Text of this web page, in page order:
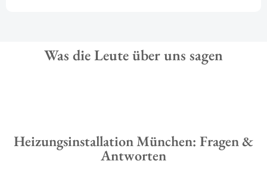
Was die Leute über uns sagen
Heizungsinstallation München: Fragen &
Antworten